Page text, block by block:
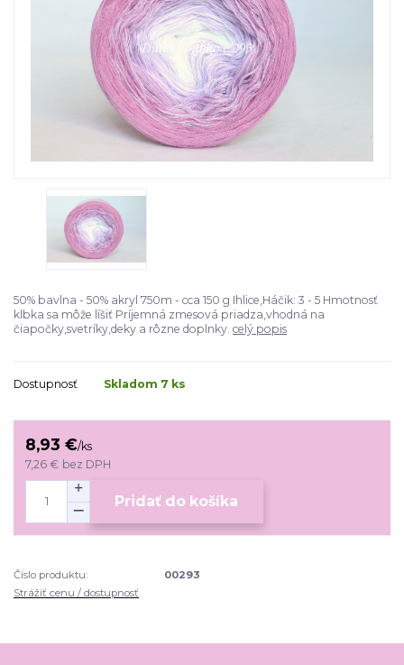
50% bavlna - 50% akryl 750m - cca 150 g Ihlice,Háčik: 3 - 5 Hmotnosť
klbka sa môže líšiť Príjemná zmesová priadza,vhodná na
čiapočky,svetríky,deky a rôzne doplnky. celý popis
Dostupnosť Skladom 7 ks
8,93 €/ks
7,26 € bez DPH
Pridať do košíka
Číslo produktu:
00293
Strážiť cenu / dostupnosť